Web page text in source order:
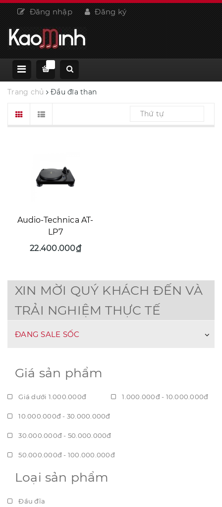
Đăng nhập Đăng ký
Trang chủ Đầu đĩa than
XIN MỜI QUÝ KHÁCH ĐẾN VÀ
TRẢI NGHIỆM THỰC TẾ
ĐANG SALE SỐC
Giá sản phẩm
Giá dưới 1.000.000đ 1.000.000đ - 10.000.000đ
10.000.000đ - 30.000.000đ
30.000.000đ - 50.000.000đ
50.000.000đ - 100.000.000đ
Giá trên 100.000.000đ
Loại sản phẩm
Đầu đĩa
Thứ tự
Audio-Technica AT-
LP7
22.400.000₫